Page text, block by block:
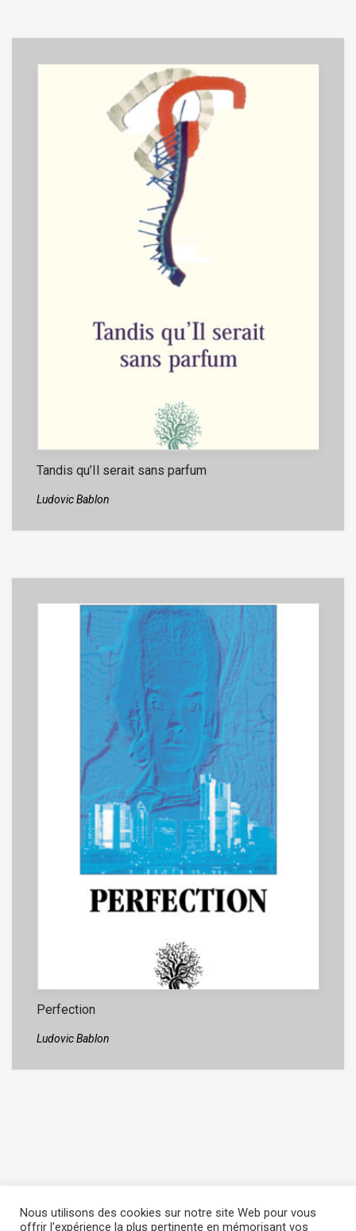
Tandis qu’Il serait sans parfum
Ludovic Bablon
Perfection
Ludovic Bablon
Nous utilisons des cookies sur notre site Web pour vous
offrir l'expérience la plus pertinente en mémorisant vos